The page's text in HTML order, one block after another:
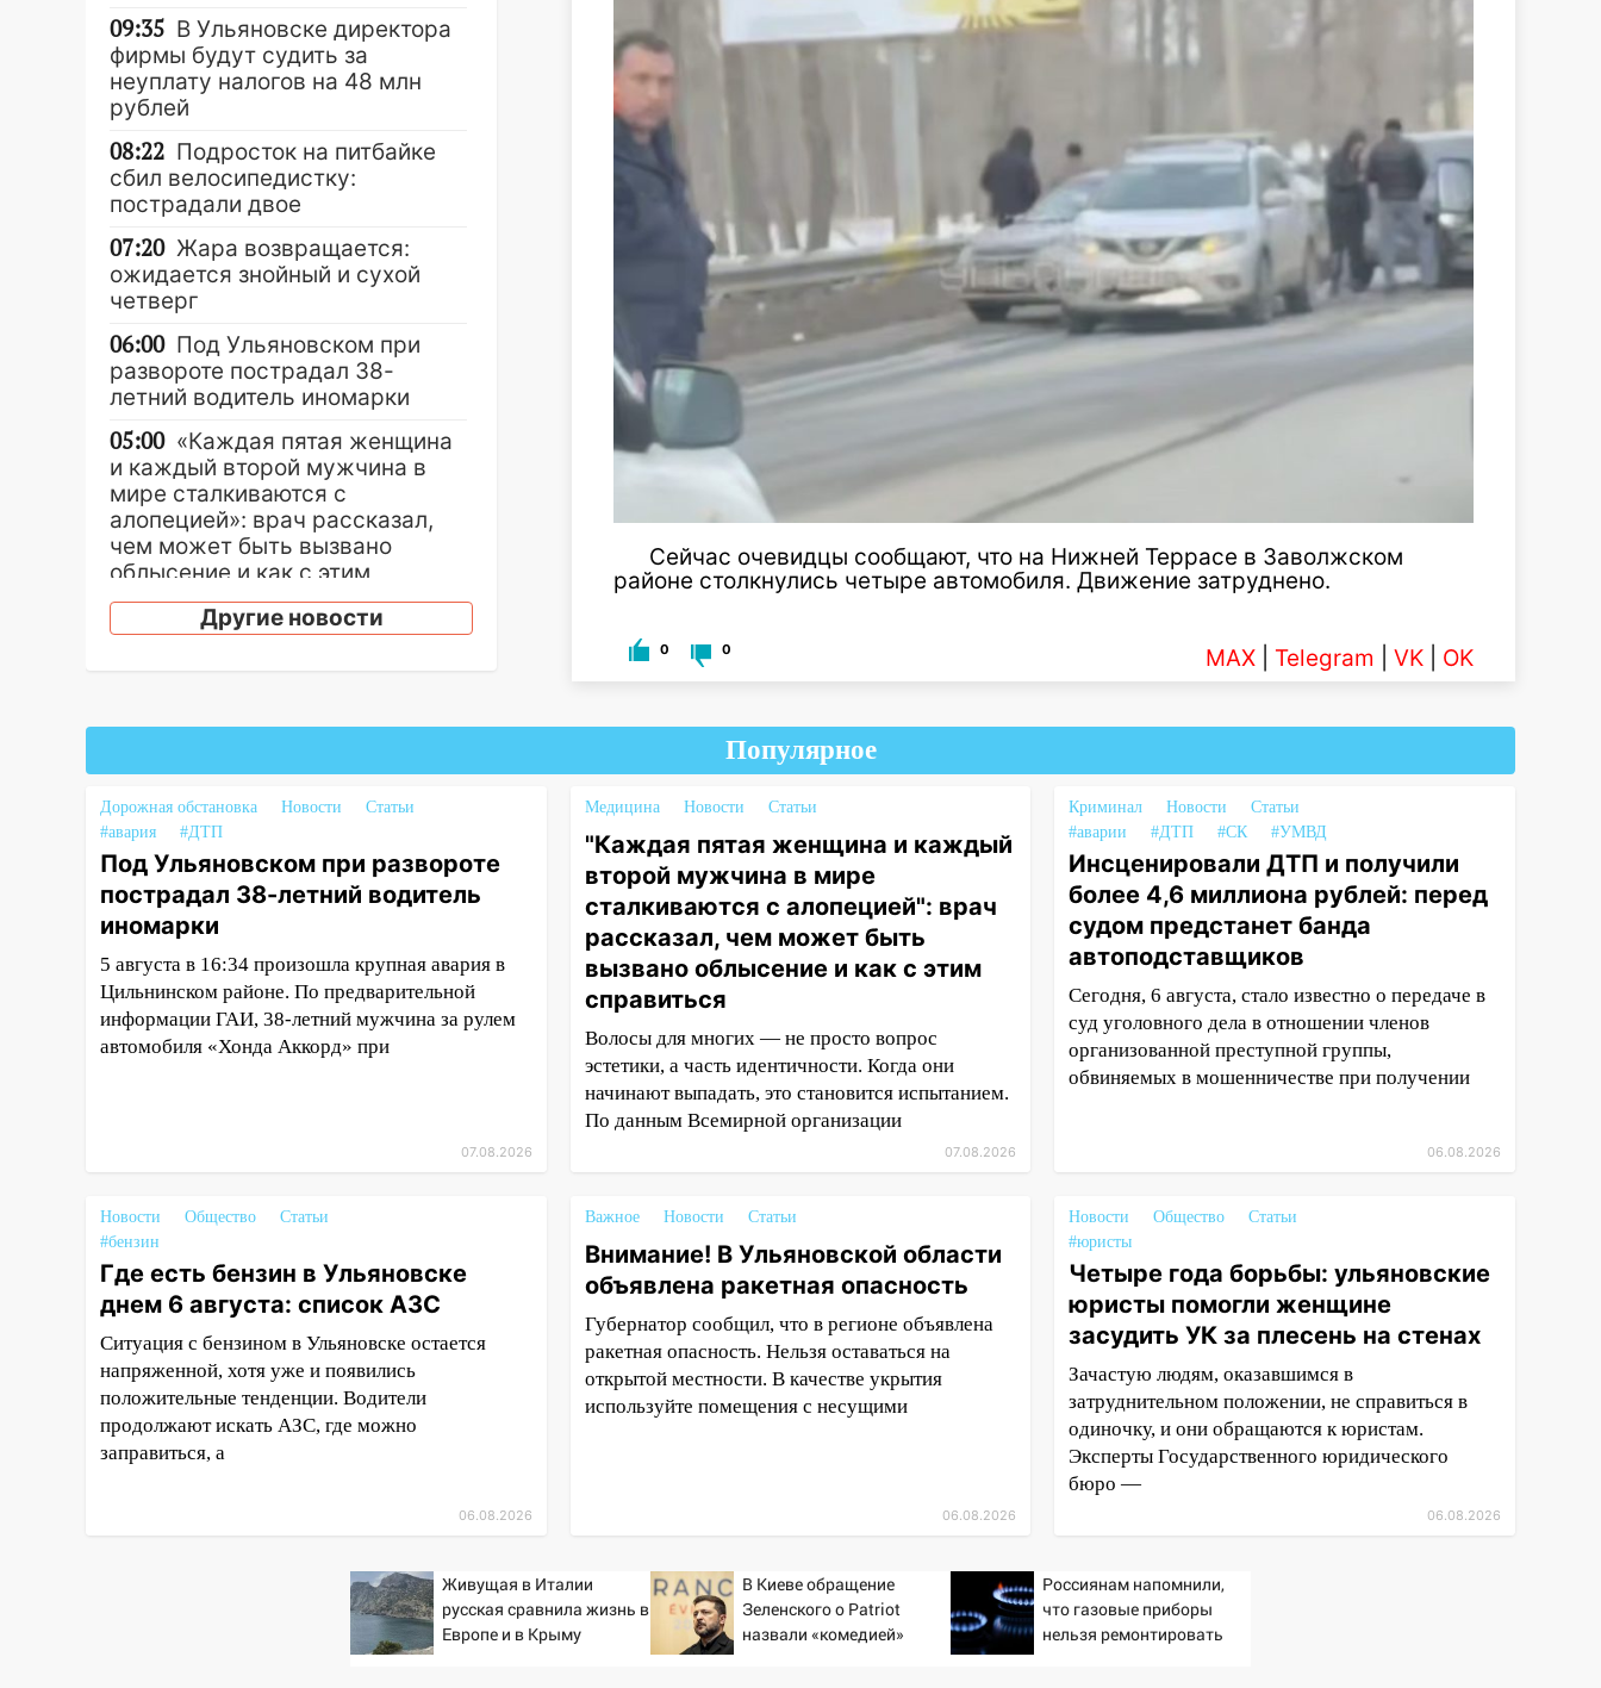
Сейчас очевидцы сообщают, что на Нижней Террасе в Заволжском
районе столкнулись четыре автомобиля. Движение затруднено.
0 0 MAX Telegram VK OK
09:35 В Ульяновске директора
фирмы будут судить за
неуплату налогов на 48 млн
рублей
08:22 Подросток на питбайке
сбил велосипедистку:
пострадали двое
07:20 Жара возвращается:
ожидается знойный и сухой
четверг
06:00 Под Ульяновском при
развороте пострадал 38-
летний водитель иномарки
05:00 «Каждая пятая женщина
и каждый второй мужчина в
мире сталкиваются с
алопецией»: врач рассказал,
чем может быть вызвано
облысение и как с этим
справиться
03:30 Гороскоп на 7 августа:
шансы исправить старые
23:20 Прогноз погоды на 7
августа в Ульяновской области
20:04 Ульяновцев приглашают
на забег, посвящённый Дню
воздушного флота России
19:12 В Ульяновской области
руководителя частной
компании наказали за сокрытие
прошлого своего сотрудник
суд оставил в силе приговор
руководству
«УльяновскФармации» за
махинации на 3,2 млн рублей
16:09
Ветераны легкой
атлетики из Ульяновска
успешно выступили на
Чемпионате России
16:02 В Ульяновской области
Бросила кирпич в жену
брата: в Ульяновской области
завели дело на агрессивную
Другие новости
Популярное
Дорожная обстановка Новости
Статьи
#авария
#ДТП
Под Ульяновском при развороте
пострадал 38-летний водитель
иномарки
5 августа в 16:34 произошла крупная авария в
Цильнинском районе. По предварительной
информации ГАИ, 38-летний мужчина за рулем
автомобиля «Хонда Аккорд» при
07.08.2026
Медицина Новости Статьи
"Каждая пятая женщина и каждый
второй мужчина в мире
сталкиваются с алопецией": врач
рассказал, чем может быть
вызвано облысение и как с этим
справиться
Волосы для многих — не просто вопрос
эстетики, а часть идентичности. Когда они
начинают выпадать, это становится испытанием.
По данным Всемирной организации
07.08.2026
Криминал Новости
Статьи
#аварии
#ДТП #СК #УМВД
Инсценировали ДТП и получили
более 4,6 миллиона рублей: перед
судом предстанет банда
автоподставщиков
Сегодня, 6 августа, стало известно о передаче в
суд уголовного дела в отношении членов
организованной преступной группы,
обвиняемых в мошенничестве при получении
06.08.2026
Новости Общество
Статьи
#бензин
Где есть бензин в Ульяновске
днем 6 августа: список АЗС
Ситуация с бензином в Ульяновске остается
напряженной, хотя уже и появились
положительные тенденции. Водители
продолжают искать АЗС, где можно
заправиться, а
06.08.2026
Важное Новости Статьи
Внимание! В Ульяновской области
объявлена ракетная опасность
Губернатор сообщил, что в регионе объявлена
ракетная опасность. Нельзя оставаться на
открытой местности. В качестве укрытия
используйте помещения с несущими
06.08.2026
Новости Общество
Статьи
#юристы
Четыре года борьбы: ульяновские
юристы помогли женщине
засудить УК за плесень на стенах
Зачастую людям, оказавшимся в
затруднительном положении, не справиться в
одиночку, и они обращаются к юристам.
Эксперты Государственного юридического
бюро —
06.08.2026
Живущая в Италии
русская сравнила жизнь в
Европе и в Крыму
В Киеве обращение
Зеленского о Patriot
назвали «комедией»
Россиянам напомнили,
что газовые приборы
нельзя ремонтировать